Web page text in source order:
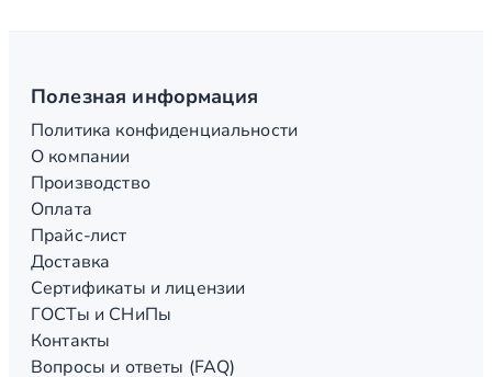
Полезная информация
Политика конфиденциальности
О компании
Производство
Оплата
Прайс-лист
Доставка
Сертификаты и лицензии
ГОСТы и СНиПы
Контакты
Вопросы и ответы (FAQ)